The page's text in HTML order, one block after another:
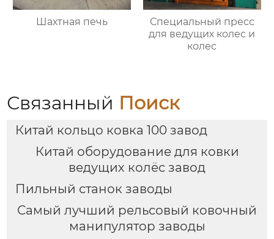
Шахтная печь
Специальный пресс
для ведущих колес и
колес
Связанный Поиск
Китай кольцо ковка 100 завод
Китай оборудование для ковки
ведущих колёс завод
Пильный станок заводы
Самый лучший рельсовый ковочный
манипулятор заводы